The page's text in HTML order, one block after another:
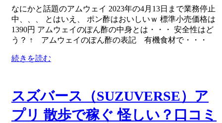
なにかと話題のアムウェイ 2023年の4月13日まで業務停止
中、、、 とはいえ、 ポン酢はおいしいｗ 標準小売価格は
1390円 アムウェイのぽん酢の中身とは・・・ 安全性はど
う？ ↑ アムウェイのぽん酢の表記 有機食材で・・・
続きを読む
スズバース（SUZUVERSE）ア
プリ 散歩で稼ぐ 怪しい？口コミ